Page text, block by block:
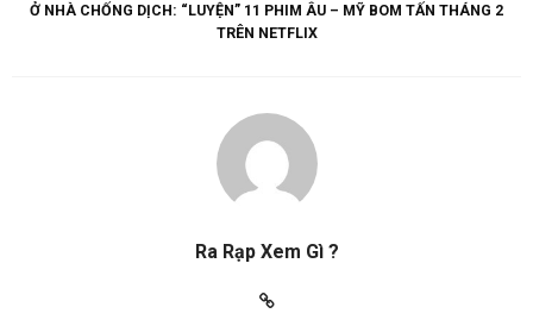
Ở NHÀ CHỐNG DỊCH: “LUYỆN” 11 PHIM ÂU – MỸ BOM TẤN THÁNG 2
TRÊN NETFLIX
Ra Rạp Xem Gì ?